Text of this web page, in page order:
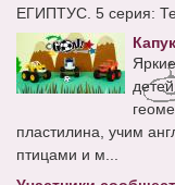
РОДЫ
НОВОРОЖДЕННЫЙ
ВОПРОС-ОТВЕТ
ЕГИПТУС. 5 серия:
пластилина, учим
птицами и м...